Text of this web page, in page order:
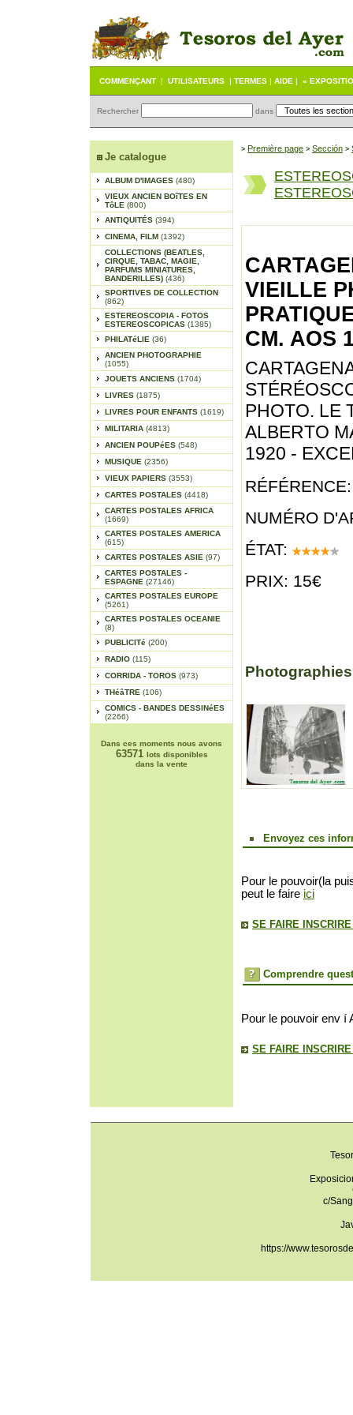
COMMENÇANT | UTILISATEURS | TERMES | AIDE | «
Rechercher dans
Je catalogue
ALBUM D'IMAGES (480)
VIEUX ANCIEN BOîTES EN
TôLE (800)
ANTIQUITÉS (394)
CINEMA, FILM (1392)
COLLECTIONS (BEATLES,
CIRQUE, TABAC, MAGIE,
PARFUMS MINIATURES,
BANDERILLES) (436)
SPORTIVES DE COLLECTION
(862)
ESTEREOSCOPIA - FOTOS
ESTEREOSCOPICAS (1385)
PHILATéLIE (36)
ANCIEN PHOTOGRAPHIE
(1055)
JOUETS ANCIENS (1704)
LIVRES (1875)
LIVRES POUR ENFANTS (1619)
MILITARIA (4813)
ANCIEN POUPéES (548)
MUSIQUE (2356)
VIEUX PAPIERS (3553)
CARTES POSTALES (4418)
CARTES POSTALES AFRICA
(1669)
CARTES POSTALES AMERICA
(615)
CARTES POSTALES ASIE (97)
CARTES POSTALES -
ESPAGNE (27146)
CARTES POSTALES EUROPE
(5261)
CARTES POSTALES OCEANIE
(8)
PUBLICITé (200)
RADIO (115)
CORRIDA - TOROS (973)
THéâTRE (106)
COMICS - BANDES DESSINéES
(2266)
Dans ces moments nous avons
63571 lots disponibles
dans la vente
> Première page > Sección >
VIEILLE
CM. AOS
PHOTO. LE
ALBERTO
1920 -
NUMÉRO
ÉTAT:
PRIX: 15€
Envoyez ces
Pour le pouvoir(la
peut le faire ici
SE FAIRE
Comprendre
Pour le pouvoir env í
SE FAIRE
c/
https://